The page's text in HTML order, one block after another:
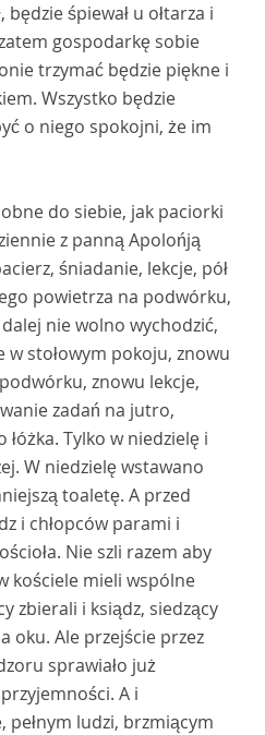
śpiewał u ołtarza i
gospodarkę sobie
trzymać będzie piękne i
Wszystko będzie
o niego spokojni, że im
do siebie, jak paciorki
z panną Apolońją
śniadanie, lekcje, pół
powietrza na podwórku,
nie wolno wychodzić,
stołowym pokoju, znowu
znowu lekcje,
zadań na jutro,
Tylko w niedzielę i
W niedzielę wstawano
toaletę. A przed
i chłopców parami i
Nie szli razem aby
kościele mieli wspólne
zbierali i ksiądz, siedzący
oku. Ale przejście przez
sprawiało już
A i
pełnym ludzi, brzmiącym